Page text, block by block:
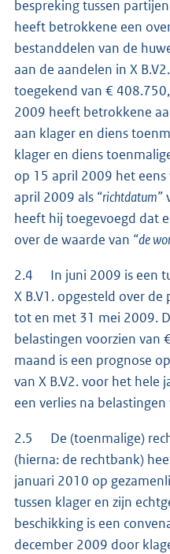
bespreking tussen
heeft betrokkene een
bestanddelen van de
aan de aandelen in X
toegekend van €
2009 heeft betrokkene
aan klager en diens
klager en diens
op 15 april 2009 het
april 2009 als “richtdatum”
heeft hij toegevoegd dat
over de waarde van “de
2.4 In juni 2009 is een
X B.V1. opgesteld over
tot en met 31 mei 2009.
belastingen voorzien van
maand is een prognose
van X B.V2. voor het
een verlies na
2.5 De (toenmalige)
(hierna: de rechtbank)
januari 2010 op
tussen klager en zijn
beschikking is een
december 2009 door